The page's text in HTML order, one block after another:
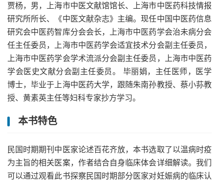
贾杨，男，上海市中医文献馆馆长、上海市中医药科技情报
研究所所长、《中医文献杂志》主编。现任中国中医药信息
研究会中医药智库分会会长，上海市中医药学会治未病分会
任主任委员，上海市中医药学会适宜技术分会副主任委员，
上海市中医药学会学术流派分会副主任委员，上海市中医药
学会医史文献分会副主任委员。 毕丽娟，主任医师，医学
博士，毕业于上海中医药大学，跟随朱南孙教授、蔡小荪教
授、黄素英主任等妇科专家抄方学习。
本书特色
民国时期期刊中医家论述百花齐放，本书选取了以温病时疫
为主旨的相关医案，作者结合自身临床体会详细解读。我们
可以通过观看此书探察民国时期部分医家对妊娠病的临床认